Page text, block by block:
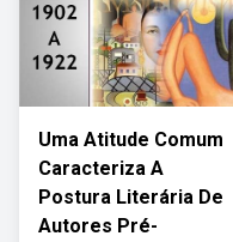
Uma Atitude Comum
Caracteriza A
Postura Literária De
Autores Pré-